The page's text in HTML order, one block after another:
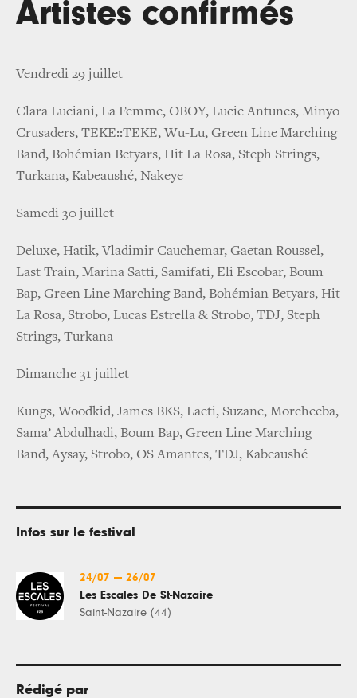
Artistes confirmés
Vendredi 29 juillet
Clara Luciani, La Femme, OBOY, Lucie Antunes, Minyo
Crusaders, TEKE::TEKE, Wu-Lu, Green Line Marching
Band, Bohémian Betyars, Hit La Rosa, Steph Strings,
Turkana, Kabeaushé, Nakeye
Samedi 30 juillet
Deluxe, Hatik, Vladimir Cauchemar, Gaetan Roussel,
Last Train, Marina Satti, Samifati, Eli Escobar, Boum
Bap, Green Line Marching Band, Bohémian Betyars, Hit
La Rosa, Strobo, Lucas Estrella & Strobo, TDJ, Steph
Strings, Turkana
Dimanche 31 juillet
Kungs, Woodkid, James BKS, Laeti, Suzane, Morcheeba,
Sama’ Abdulhadi, Boum Bap, Green Line Marching
Band, Aysay, Strobo, OS Amantes, TDJ, Kabeaushé
Infos sur le festival
24/07 — 26/07
Les Escales De St-Nazaire
Saint-Nazaire (44)
Rédigé par